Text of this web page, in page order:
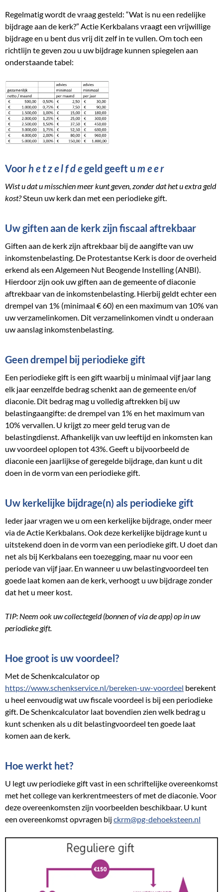
Regelmatig wordt de vraag gesteld: “Wat is nu een redelijke
bijdrage aan de kerk?” Actie Kerkbalans vraagt een vrijwillige
bijdrage en u bent dus vrij dit zelf in te vullen. Om toch een
richtlijn te geven zou u uw bijdrage kunnen spiegelen aan
onderstaande tabel:
Voorh e t z e l f d egeld geeft u m e e r
Wist u dat u misschien meer kunt geven, zonder dat het u extra geld
kost?Steun uw kerk dan met een periodieke gift.
Uw giften aan de kerk zijn fiscaal aftrekbaar
Giften aan de kerk zijn aftrekbaar bij de aangifte van uw
inkomstenbelasting. De Protestantse Kerk is door de overheid
erkend als een Algemeen Nut Beogende Instelling (ANBI).
Hierdoor zijn ook uw giften aan de gemeente of diaconie
aftrekbaar van de inkomstenbelasting. Hierbij geldt echter een
drempel van 1% (minimaal € 60) en een maximum van 10% van
uw verzamelinkomen. Dit verzamelinkomen vindt u onderaan
uw aanslag inkomstenbelasting.
Geen drempel bij periodieke gift
Een periodieke gift is een gift waarbij u minimaal vijf jaar lang
elk jaar eenzelfde bedrag schenkt aan de gemeente en/of
diaconie. Dit bedrag mag u volledig aftrekken bij uw
belastingaangifte: de drempel van 1% en het maximum van
10% vervallen. U krijgt zo meer geld terug van de
belastingdienst. Afhankelijk van uw leeftijd en inkomsten kan
uw voordeel oplopen tot 43%. Geeft u bijvoorbeeld de
diaconie een jaarlijkse of geregelde bijdrage, dan kunt u dit
doen in de vorm van een periodieke gift.
Uw kerkelijke bijdrage(n) als periodieke gift
Ieder jaar vragen we u om een kerkelijke bijdrage, onder meer
via de Actie Kerkbalans. Ook deze kerkelijke bijdrage kunt u
uitstekend doen in de vorm van een periodieke gift. U doet dan
net als bij Kerkbalans een toezegging, maar nu voor een
periode van vijf jaar. En wanneer u uw belastingvoordeel ten
goede laat komen aan de kerk, verhoogt u uw bijdrage zonder
dat het u meer kost.
TIP: Neem ook uw collectegeld (bonnen of via de app) op in uw
periodieke gift.
Hoe groot is uw voordeel?
Met de Schenkcalculator op
https://www.schenkservice.nl/bereken-uw-voordeel berekent
u heel eenvoudig wat uw fiscale voordeel is bij een periodieke
gift. De Schenkcalculator laat bovendien zien welk bedrag u
kunt schenken als u dit belastingvoordeel ten goede laat
komen aan de kerk.
Hoe werkt het?
U legt uw periodieke gift vast in een schriftelijke overeenkomst
met het college van kerkrentmeesters of met de diaconie. Voor
deze overeenkomsten zijn voorbeelden beschikbaar. U kunt
een overeenkomst opvragen bij ckrm@pg-dehoeksteen.nl